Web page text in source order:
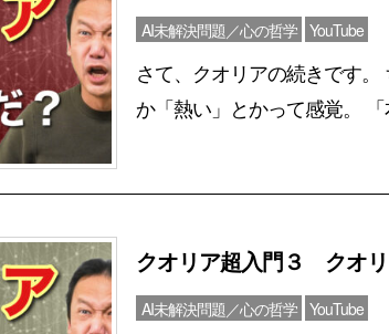
AI未解決問題／心の哲学 YouTube
さて、クオリアの続きです
か「熱い」とかって感覚。
クオリア超入門３ クオリ
AI未解決問題／心の哲学 YouTube